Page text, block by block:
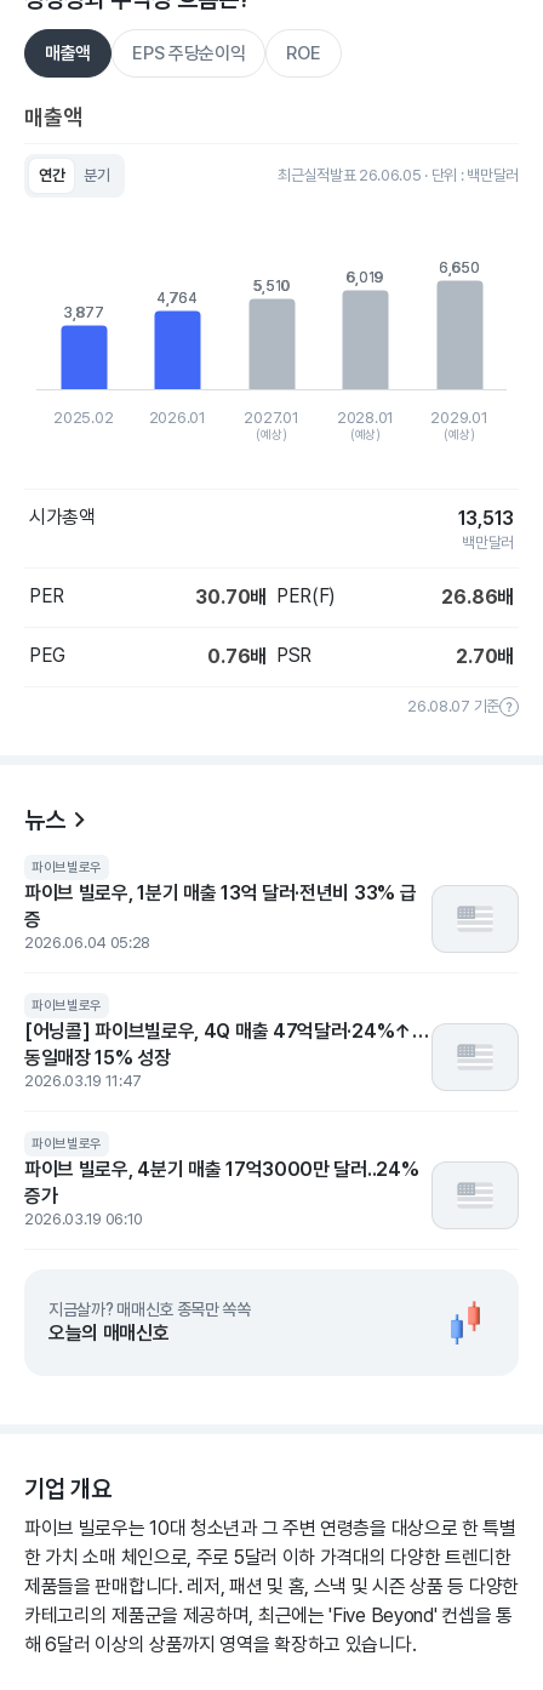
매출액 EPS 주당순이익 ROE
매출액
연간 분기 최근실적발표 26.06.05 · 단위 : 백만달러
The chart has 1 X axis displaying categories.
The chart has 1 Y axis displaying values. Data ranges from
3,877
3,877
4,764
4,764
5,510
5,510 6,019
6,019
6,650
6,650
2025.02 2026.01 2027.01
(예상)
2028.01
(예상)
2029.01
(예상)
시가총액 13,513
백만달러
PER 30.70배 PER(F) 26.86배
PEG 0.76배 PSR 2.70배
26.08.07 기준
뉴스
파이브빌로우
파이브 빌로우, 1분기 매출 13억 달러·전년비 33% 급
증
2026.06.04 05:28
파이브빌로우
[어닝콜] 파이브빌로우, 4Q 매출 47억달러·24%↑…
동일매장 15% 성장
2026.03.19 11:47
파이브빌로우
파이브 빌로우, 4분기 매출 17억3000만 달러..24%
증가
2026.03.19 06:10
지금살까? 매매신호 종목만 쏙쏙
오늘의 매매신호
기업 개요
파이브 빌로우는 10대 청소년과 그 주변 연령층을 대상으로 한 특별
한 가치 소매 체인으로, 주로 5달러 이하 가격대의 다양한 트렌디한
제품들을 판매합니다. 레저, 패션 및 홈, 스낵 및 시즌 상품 등 다양한
카테고리의 제품군을 제공하며, 최근에는 'Five Beyond' 컨셉을 통
해 6달러 이상의 상품까지 영역을 확장하고 있습니다.